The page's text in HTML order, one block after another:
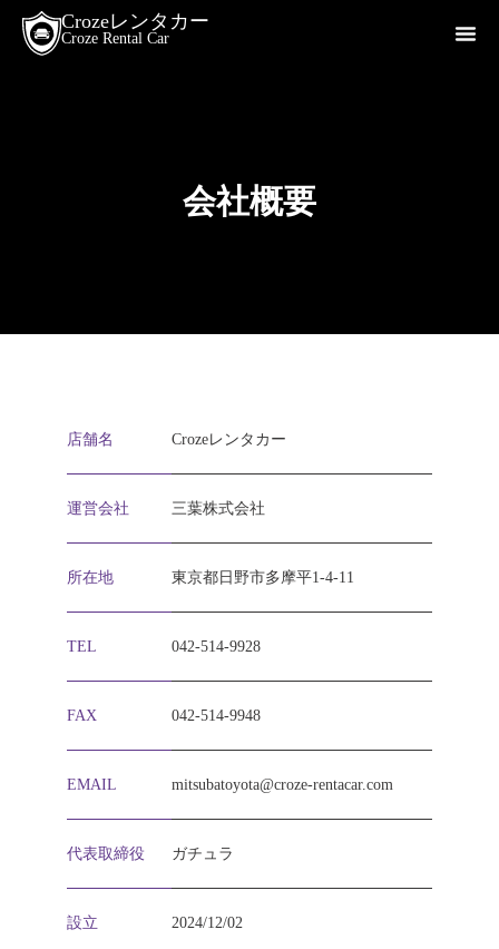
Crozeレンタカー
Croze Rental Car
会社概要
店舗名 Crozeレンタカー
運営会社 三葉株式会社
所在地 東京都日野市多摩平1-4-11
TEL 042-514-9928
FAX 042-514-9948
EMAIL mitsubatoyota@croze-rentacar.com
代表取締役 ガチュラ
設立 2024/12/02